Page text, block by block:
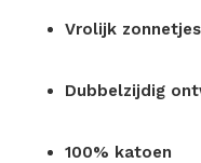
Vrolijk
Dubbelzijdig
100% katoen